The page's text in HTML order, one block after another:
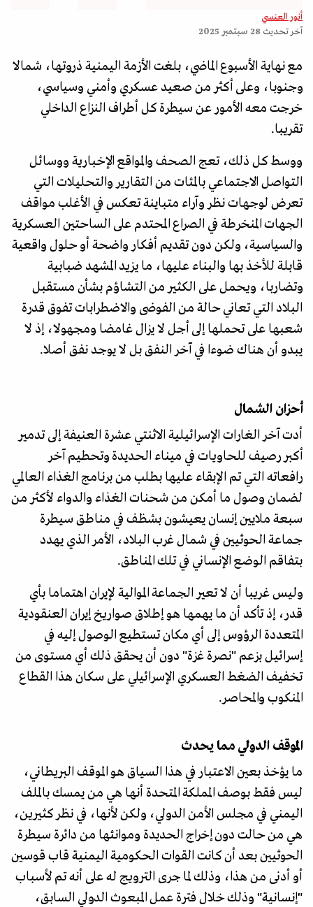
أنور العنسي
آخر تحديث 28 سبتمبر 2025
مع نهاية الأسبوع الماضي، بلغت الأزمة اليمنية ذروتها، شمالا
وجنوبا، وعلى أكثر من صعيد عسكري وأمني وسياسي،
خرجت معه الأمور عن سيطرة كل أطراف النزاع الداخلي
تقريبا.
ووسط كل ذلك، تعج الصحف والمواقع الإخبارية ووسائل
التواصل الاجتماعي بالمئات من التقارير والتحليلات التي
تعرض لوجهات نظر وآراء متباينة تعكس في الأغلب مواقف
الجهات المنخرطة في الصراع المحتدم على الساحتين العسكرية
والسياسية، ولكن دون تقديم أفكار واضحة أو حلول واقعية
قابلة للأخذ بها والبناء عليها، ما يزيد المشهد ضبابية
وتضاربا، ويحمل على الكثير من التشاؤم بشأن مستقبل
البلاد التي تعاني حالة من الفوضى والاضطرابات تفوق قدرة
شعبها على تحملها إلى أجل لا يزال غامضا ومجهولا، إذ لا
يبدو أن هناك ضوءا في آخر النفق بل لا يوجد نفق أصلا.
أحزان الشمال
أدت آخر الغارات الإسرائيلية الاثنتي عشرة العنيفة إلى تدمير
أكبر رصيف للحاويات في ميناء الحديدة وتحطيم آخر
رافعاته التي تم الإبقاء عليها بطلب من برنامج الغذاء العالمي
لضمان وصول ما أمكن من شحنات الغذاء والدواء لأكثر من
سبعة ملايين إنسان يعيشون بشظف في مناطق سيطرة
جماعة الحوثيين في شمال غرب البلاد، الأمر الذي يهدد
بتفاقم الوضع الإنساني في تلك المناطق.
وليس غريبا أن لا تعير الجماعة الموالية لإيران اهتماما بأي
قدر، إذ تأكد أن ما يهمها هو إطلاق صواريخ إيران العنقودية
المتعددة الرؤوس إلى أي مكان تستطيع الوصول إليه في
إسرائيل بزعم "نصرة غزة" دون أن يحقق ذلك أي مستوى من
تخفيف الضغط العسكري الإسرائيلي على سكان هذا القطاع
المنكوب والمحاصر.
الموقف الدولي مما يحدث
ما يؤخذ بعين الاعتبار في هذا السياق هو الموقف البريطاني،
ليس فقط بوصف المملكة المتحدة أنها هي من يمسك بالملف
اليمني في مجلس الأمن الدولي، ولكن لأنها، في نظر كثيرين،
هي من حالت دون إخراج الحديدة وموانئها من دائرة سيطرة
الحوثيين بعد أن كانت القوات الحكومية اليمنية قاب قوسين
أو أدنى من هذا، وذلك لما جرى الترويج له على أنه تم لأسباب
"إنسانية" وذلك خلال فترة عمل المبعوث الدولي السابق،